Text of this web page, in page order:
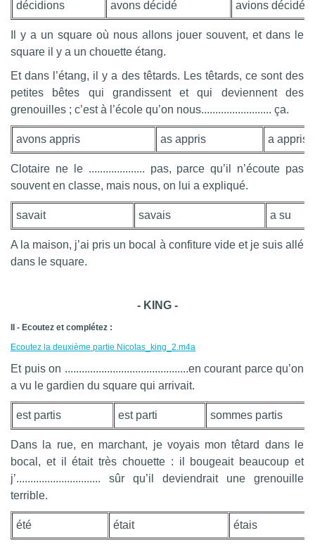
décidions avons décidé avions décidé
Il y a un square où nous allons jouer souvent, et dans le
square il y a un chouette étang.
Et dans l’étang, il y a des têtards. Les têtards, ce sont des
petites bêtes qui grandissent et qui deviennent des
grenouilles ; c’est à l’école qu’on nous......................... ça.
avons appris as appris a appris
Clotaire ne le .................... pas, parce qu’il n’écoute pas
souvent en classe, mais nous, on lui a expliqué.
savait savais a su
A la maison, j’ai pris un bocal à confiture vide et je suis allé
dans le square.
- KING -
II - Ecoutez et complétez :
Ecoutez la deuxième partie Nicolas_king_2.m4a
Et puis on ............................................en courant parce qu’on
a vu le gardien du square qui arrivait.
est partis est parti sommes partis
Dans la rue, en marchant, je voyais mon têtard dans le
bocal, et il était très chouette : il bougeait beaucoup et
j’.............................. sûr qu’il deviendrait une grenouille
terrible.
été était étais